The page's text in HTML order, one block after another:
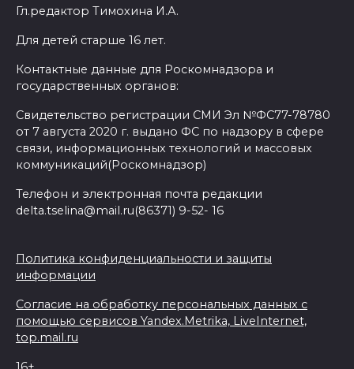
Гл.редактор Тимохина И.А.
Для детей старше 16 лет.
Контактные данные для Роскомнадзора и
государственных органов:
Свидетельство регистрации СМИ Эл №ФС77-78780
от 7 августа 2020 г. выдано ФС по надзору в сфере
связи, информационных технологий и массовых
коммуникаций(Роскомнадзор)
Телефон и электронная почта редакции
delta.tselina@mail.ru(86371) 9-52- 16
Политика конфиденциальности и защиты
информации
Согласие на обработку персональных данных с
помощью сервисов Yandex.Metrika, LiveInternet,
top.mail.ru